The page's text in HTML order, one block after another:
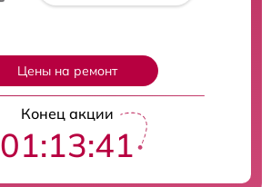
Цены на ремонт
Конец акции
01:13:40